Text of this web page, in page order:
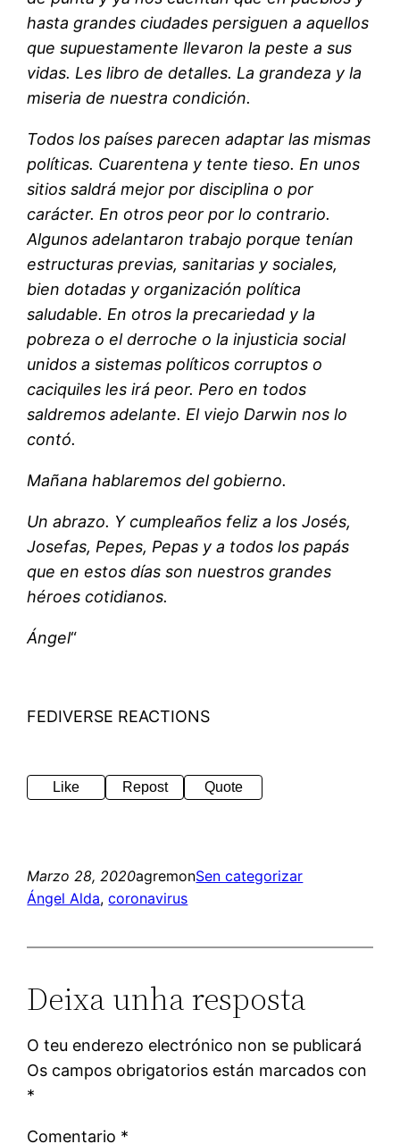
hasta grandes ciudades persiguen a aquellos
que supuestamente llevaron la peste a sus
vidas. Les libro de detalles. La grandeza y la
miseria de nuestra condición.
Todos los países parecen adaptar las mismas
políticas. Cuarentena y tente tieso. En unos
sitios saldrá mejor por disciplina o por
carácter. En otros peor por lo contrario.
Algunos adelantaron trabajo porque tenían
estructuras previas, sanitarias y sociales,
bien dotadas y organización política
saludable. En otros la precariedad y la
pobreza o el derroche o la injusticia social
unidos a sistemas políticos corruptos o
caciquiles les irá peor. Pero en todos
saldremos adelante. El viejo Darwin nos lo
contó.
Mañana hablaremos del gobierno.
Un abrazo. Y cumpleaños feliz a los Josés,
Josefas, Pepes, Pepas y a todos los papás
que en estos días son nuestros grandes
héroes cotidianos.
Ángel“
FEDIVERSE REACTIONS
Like Repost Quote
Marzo 28, 2020agremonSen categorizar
Ángel Alda, coronavirus
Deixa unha resposta
O teu enderezo electrónico non se publicará
Os campos obrigatorios están marcados con
*
Comentario *